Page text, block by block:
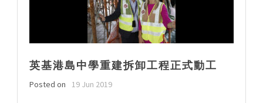
英基港島中學重建拆卸工程正式動工
Posted on 19 Jun 2019